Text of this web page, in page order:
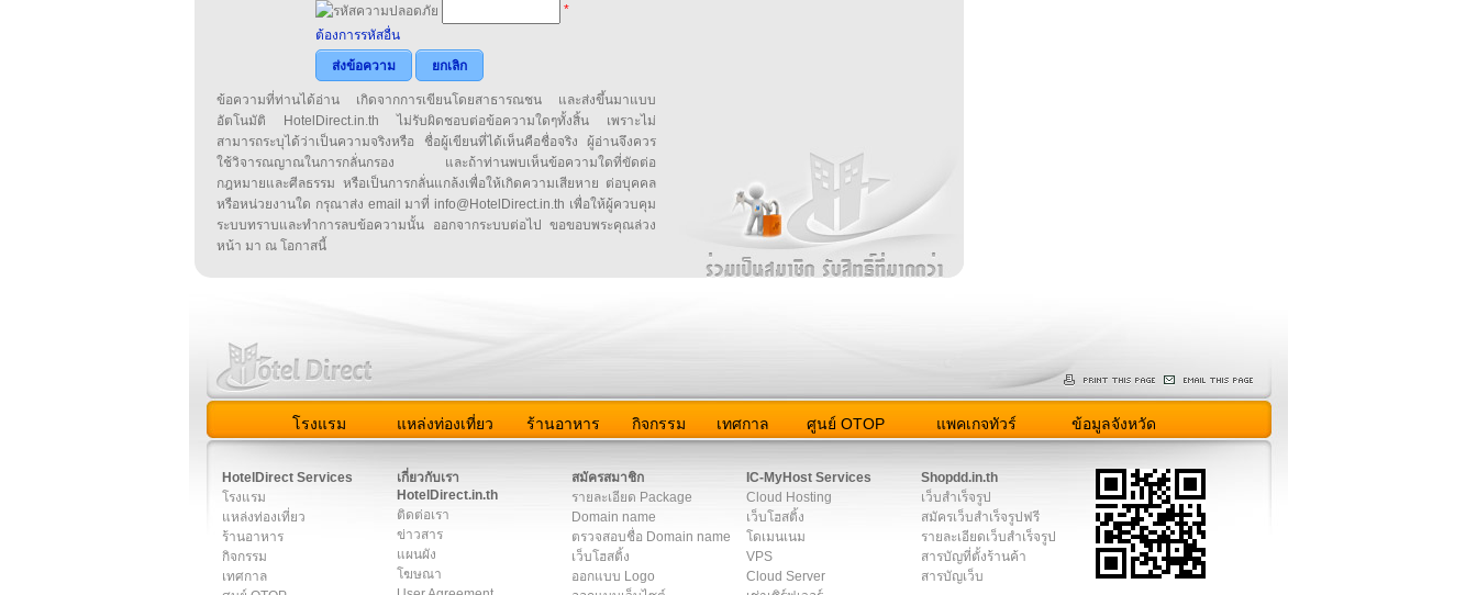
*
ต้องการรหัสอื่น
ส่งข้อความ
ยกเลิก
ข้อความที่ท่านได้อ่าน เกิดจากการเขียนโดยสาธารณชน และส่งขึ้นมาแบบ
อัตโนมัติ HotelDirect.in.th ไม่รับผิดชอบต่อข้อความใดๆทั้งสิ้น เพราะไม่
สามารถระบุได้ว่าเป็นความจริงหรือ ชื่อผู้เขียนที่ได้เห็นคือชื่อจริง ผู้อ่านจึงควร
ใช้วิจารณญาณในการกลั่นกรอง และถ้าท่านพบเห็นข้อความใดที่ขัดต่อ
กฎหมายและศีลธรรม หรือเป็นการกลั่นแกล้งเพื่อให้เกิดความเสียหาย ต่อบุคคล
หรือหน่วยงานใด กรุณาส่ง email มาที่ info@HotelDirect.in.th เพื่อให้ผู้ควบคุม
ระบบทราบและทำการลบข้อความนั้น ออกจากระบบต่อไป ขอขอบพระคุณล่วง
หน้า มา ณ โอกาสนี้
โรงแรม แหล่งท่องเที่ยว ร้านอาหาร กิจกรรม เทศกาล ศูนย์ OTOP แพคเกจทัวร์ ข้อมูลจังหวัด
HotelDirect Services
โรงแรม
แหล่งท่องเที่ยว
ร้านอาหาร
กิจกรรม
เทศกาล
เกี่ยวกับเรา
HotelDirect.in.th
ติดต่อเรา
ข่าวสาร
แผนผัง
โฆษณา
สมัครสมาชิก
รายละเอียด Package
Domain name
ตรวจสอบชื่อ Domain name
เว็บโฮสติ้ง
ออกแบบ Logo
IC-MyHost Services
Cloud Hosting
เว็บโฮสติ้ง
โดเมนเนม
VPS
Cloud Server
Shopdd.in.th
เว็บสำเร็จรูป
สมัครเว็บสำเร็จรูปฟรี
รายละเอียดเว็บสำเร็จรูป
สารบัญที่ตั้งร้านค้า
สารบัญเว็บ